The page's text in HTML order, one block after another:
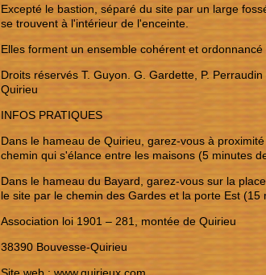
Excepté le bastion, séparé du site par un large
se trouvent à l'intérieur de l'enceinte.
Elles forment un ensemble cohérent et
Droits réservés T. Guyon. G. Gardette, P.
Quirieu
INFOS PRATIQUES
Dans le hameau de Quirieu, garez-vous à
chemin qui s'élance entre les maisons (5 minutes
Dans le hameau du Bayard, garez-vous sur la
le site par le chemin des Gardes et la porte Est (15
Association loi 1901 – 281, montée de Quirieu
38390 Bouvesse-Quirieu